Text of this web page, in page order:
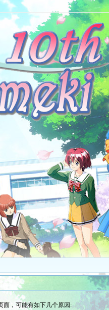
面，可能有如下几个原因: